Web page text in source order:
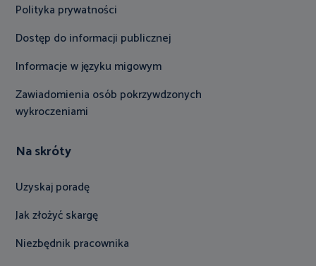
Polityka prywatności
Dostęp do informacji publicznej
Informacje w języku migowym
Zawiadomienia osób pokrzywdzonych
wykroczeniami
Na skróty
Uzyskaj poradę
Jak złożyć skargę
Niezbędnik pracownika